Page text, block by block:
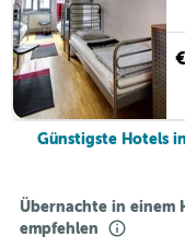
Günstigste Hotels
Übernachte in einem
empfehlen